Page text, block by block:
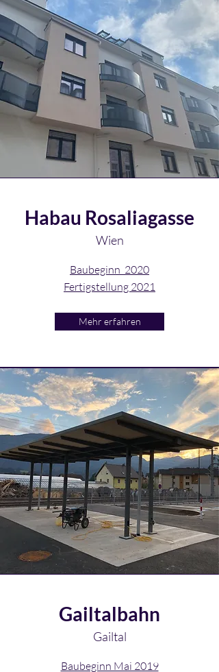
Habau Rosaliagasse
Wien
Baubeginn 2020
Fertigstellung 2021
Mehr erfahren
Gailtalbahn
Gailtal
Baubeginn Mai 2019